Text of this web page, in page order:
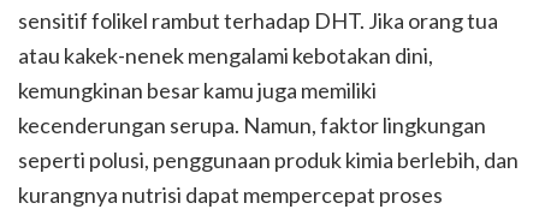
sensitif folikel rambut terhadap DHT. Jika orang tua
atau kakek-nenek mengalami kebotakan dini,
kemungkinan besar kamu juga memiliki
kecenderungan serupa. Namun, faktor lingkungan
seperti polusi, penggunaan produk kimia berlebih, dan
kurangnya nutrisi dapat mempercepat proses